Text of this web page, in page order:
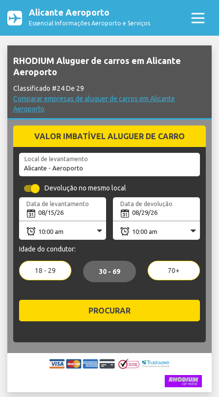
Alicante Aeroporto
Essencial Informações Aeroporto e Serviços
RHODIUM Aluguer de carros em Alicante
Aeroporto
Classificado #24 De 29
Comparar empresas de aluguer de carros em Alicante
Aeroporto
VALOR IMBATÍVEL ALUGUER DE CARRO
Local de levantamento
Devolução no mesmo local
Data de levantamento Data de devolução
Idade do condutor:
18 - 29 30 - 69 70+
PROCURAR